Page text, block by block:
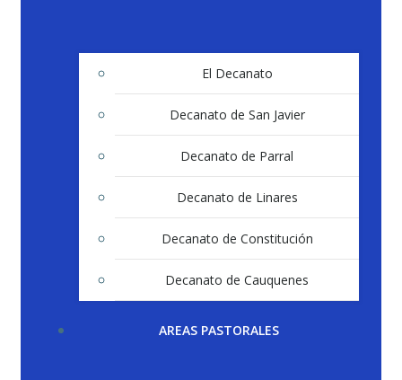
El Decanato
Decanato de San Javier
Decanato de Parral
Decanato de Linares
Decanato de Constitución
Decanato de Cauquenes
AREAS PASTORALES